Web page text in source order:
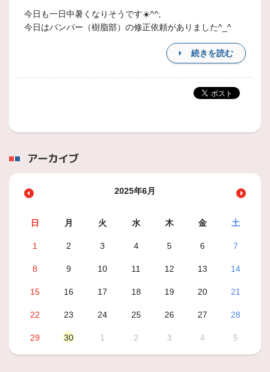
今日も一日中暑くなりそうです☀️^^;
今日はバンパー（樹脂部）の修正依頼がありました^_^
続きを読む
アーカイブ
2025年6月
日 月 火 水 木 金 土
1 2 3 4 5 6 7
8 9 10 11 12 13 14
15 16 17 18 19 20 21
22 23 24 25 26 27 28
29 30 1 2 3 4 5